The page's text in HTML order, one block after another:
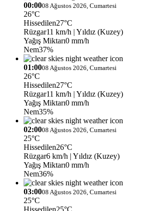
00:0008 Ağustos 2026, Cumartesi
26°C
Hissedilen27°C
Rüzgar11 km/h | Yıldız (Kuzey)
Yağış Miktarı0 mm/h
Nem37%
01:0008 Ağustos 2026, Cumartesi
26°C
Hissedilen27°C
Rüzgar11 km/h | Yıldız (Kuzey)
Yağış Miktarı0 mm/h
Nem35%
02:0008 Ağustos 2026, Cumartesi
25°C
Hissedilen26°C
Rüzgar6 km/h | Yıldız (Kuzey)
Yağış Miktarı0 mm/h
Nem36%
03:0008 Ağustos 2026, Cumartesi
25°C
Hissedilen25°C